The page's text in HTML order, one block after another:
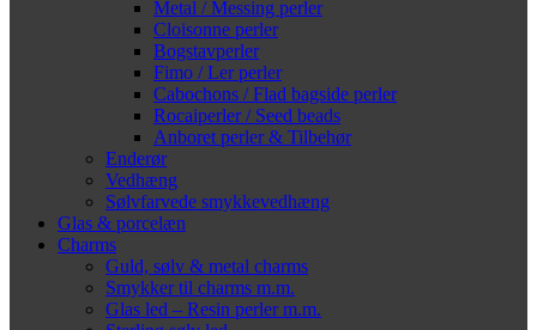
Metal / Messing perler
Cloisonne perler
Bogstavperler
Fimo / Ler perler
Cabochons / Flad bagside perler
Rocaiperler / Seed beads
Anboret perler & Tilbehør
Enderør
Vedhæng
Sølvfarvede smykkevedhæng
Glas & porcelæn
Charms
Guld, sølv & metal charms
Smykker til charms m.m.
Glas led – Resin perler m.m.